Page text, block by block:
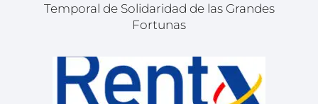
Temporal de Solidaridad de las Grandes
Fortunas